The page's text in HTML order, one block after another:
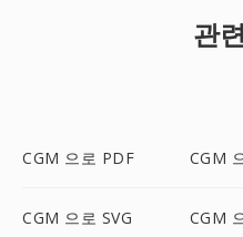
관
CGM 으로 PDF CGM
CGM 으로 SVG CGM